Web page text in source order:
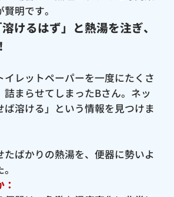
明です。
けるはず」と熱湯を注ぎ、
イレットペーパーを一度にたくさ
詰まらせてしまったBさん。ネッ
ば溶ける」という情報を見つけま
たばかりの熱湯を、便器に勢いよ